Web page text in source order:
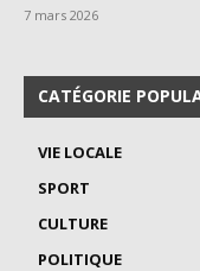
7 mars 2026
CATÉGORIE
VIE LOCALE
SPORT
CULTURE
POLITIQUE